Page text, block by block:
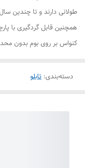
طولانی دارند و تا چندین
همچنین قابل گردگیری با
کنواس بر روی بوم بدون
دسته‌بندی: تابلو